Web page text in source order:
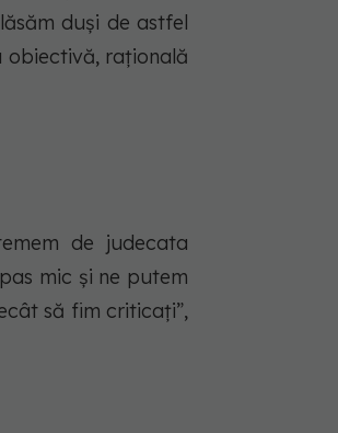
duși de astfel
obiectivă, rațională
de judecata
mic și ne putem
să fim criticați”,